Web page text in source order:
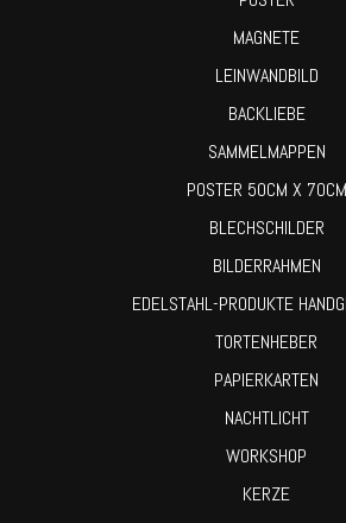
MAGNETE
LEINWANDBILD
BACKLIEBE
SAMMELMAPPEN
POSTER 50CM X 70CM
BLECHSCHILDER
BILDERRAHMEN
EDELSTAHL-PRODUKTE
TORTENHEBER
PAPIERKARTEN
NACHTLICHT
WORKSHOP
KERZE